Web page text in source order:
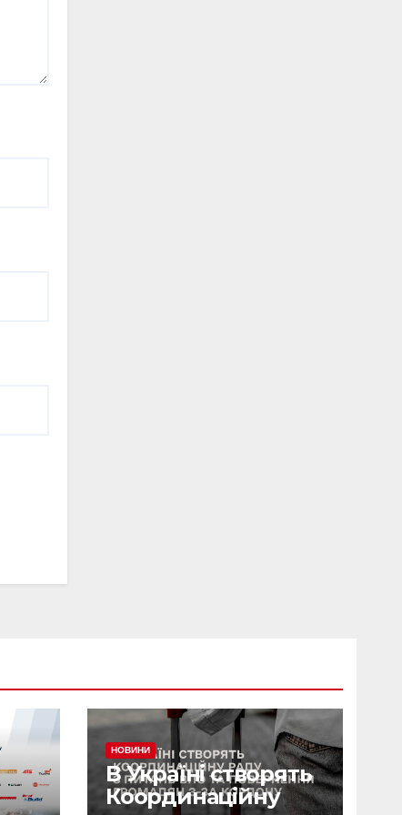
НОВИНИ
В Україні створять
Координаційну